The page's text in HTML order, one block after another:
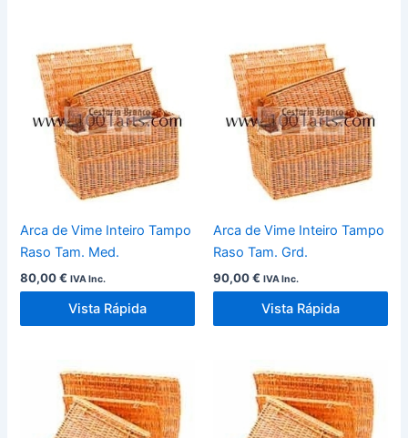
Arca de Vime Inteiro Tampo
Raso Tam. Med.
80,00€ IVA Inc.
Vista Rápida
Arca de Vime Inteiro Tampo
Raso Tam. Grd.
90,00€ IVA Inc.
Vista Rápida